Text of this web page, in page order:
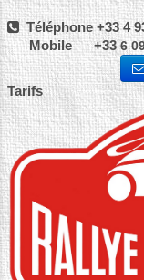
Téléphone +33 4
Mobile +336
Tarifs